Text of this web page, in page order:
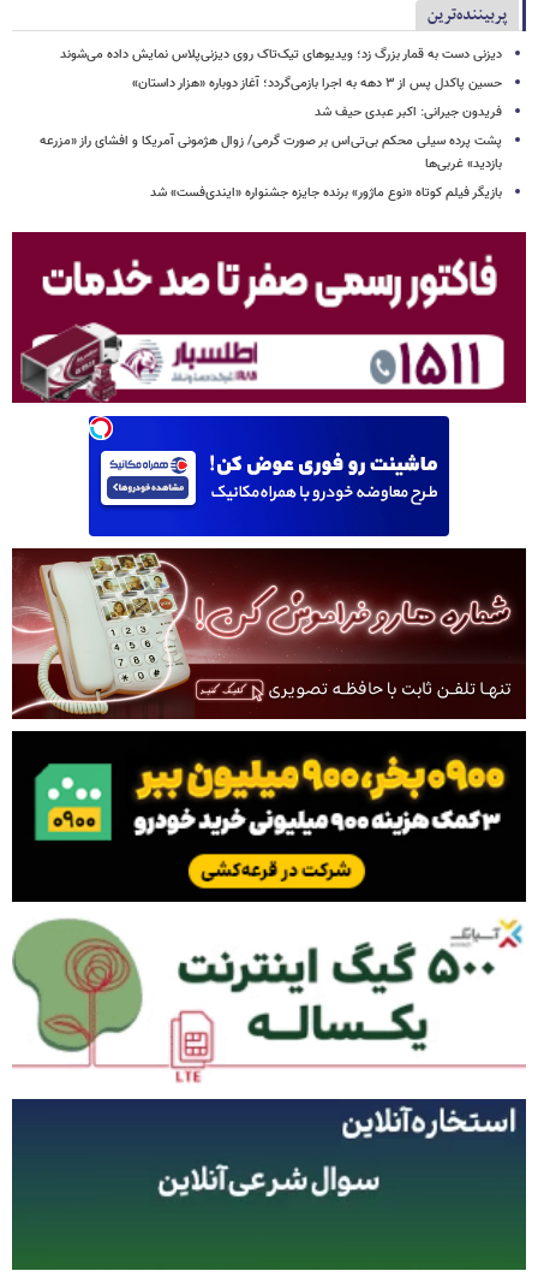
پربیننده‌ترین
دیزنی دست به قمار بزرگ زد؛ ویدیوهای تیک‌تاک روی دیزنی‌پلاس نمایش داده می‌شوند
حسین پاکدل پس از ۳ دهه به اجرا بازمی‌گردد؛ آغاز دوباره «هزار داستان»
فریدون جیرانی: اکبر عبدی حیف شد
پشت پرده سیلی محکم بی‌تی‌اس بر صورت گرمی/ زوال هژمونی آمریکا و افشای راز «مزرعه
بازدید» غربی‌ها
بازیگر فیلم کوتاه «نوع ماژور» برنده جایزه جشنواره «ایندی‌فست» شد